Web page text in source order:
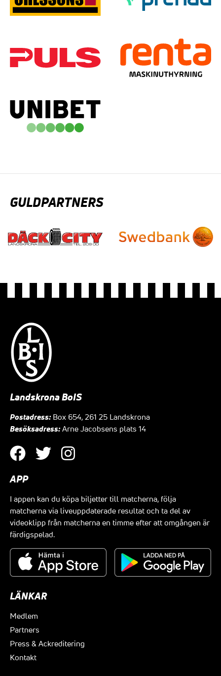
GULDPARTNERS
Landskrona BoIS
Postadress: Box 654, 261 25 Landskrona
Besöksadress: Arne Jacobsens plats 14
APP
I appen kan du köpa biljetter till matcherna, följa
matcherna via liveuppdaterade resultat och ta del av
videoklipp från matcherna en timme efter att omgången är
färdigspelad.
LÄNKAR
Medlem
Partners
Press & Ackreditering
Kontakt